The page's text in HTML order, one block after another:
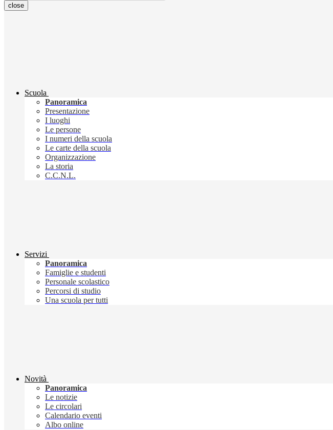
close
Scuola
Panoramica
Presentazione
I luoghi
Le persone
I numeri della scuola
Le carte della scuola
Organizzazione
La storia
C.C.N.L.
Servizi
Panoramica
Famiglie e studenti
Personale scolastico
Percorsi di studio
Una scuola per tutti
Novità
Panoramica
Le notizie
Le circolari
Calendario eventi
Albo online